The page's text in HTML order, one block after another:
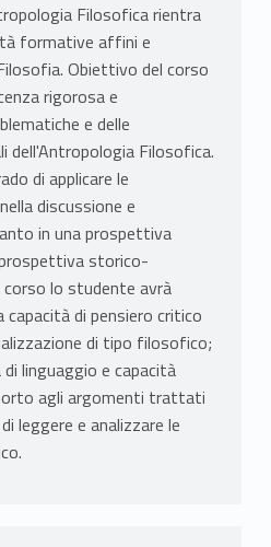
Filosofica rientra
formative affini e
Obiettivo del corso
rigorosa e
e delle
dell'Antropologia Filosofica.
di applicare le
discussione e
in una prospettiva
storico-
lo studente avrà
di pensiero critico
di tipo filosofico;
linguaggio e capacità
agli argomenti trattati
leggere e analizzare le